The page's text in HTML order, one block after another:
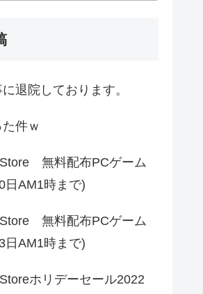
に退院しております。
件ｗ
無料配布PCゲーム
日AM1時まで)
無料配布PCゲーム
日AM1時まで)
ホリデーセール2022